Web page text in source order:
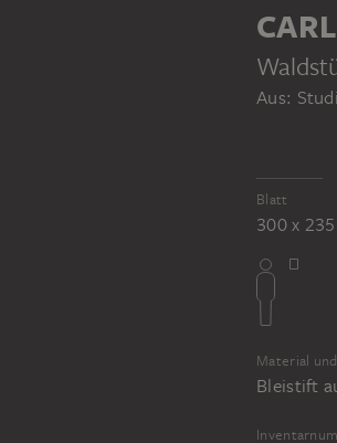
Aus:
Blatt
300 x
Material
Bleistift